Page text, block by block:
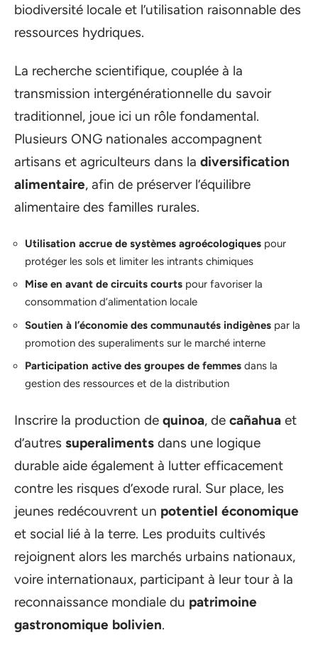
biodiversité locale et l’utilisation raisonnable des
ressources hydriques.
La recherche scientifique, couplée à la
transmission intergénérationnelle du savoir
traditionnel, joue ici un rôle fondamental.
Plusieurs ONG nationales accompagnent
artisans et agriculteurs dans la diversification
alimentaire, afin de préserver l’équilibre
alimentaire des familles rurales.
Utilisation accrue de systèmes agroécologiques pour
protéger les sols et limiter les intrants chimiques
Mise en avant de circuits courts pour favoriser la
consommation d’alimentation locale
Soutien à l’économie des communautés indigènes par la
promotion des superaliments sur le marché interne
Participation active des groupes de femmes dans la
gestion des ressources et de la distribution
Inscrire la production de quinoa, de cañahua et
d’autres superaliments dans une logique
durable aide également à lutter efficacement
contre les risques d’exode rural. Sur place, les
jeunes redécouvrent un potentiel économique
et social lié à la terre. Les produits cultivés
rejoignent alors les marchés urbains nationaux,
voire internationaux, participant à leur tour à la
reconnaissance mondiale du patrimoine
gastronomique bolivien.